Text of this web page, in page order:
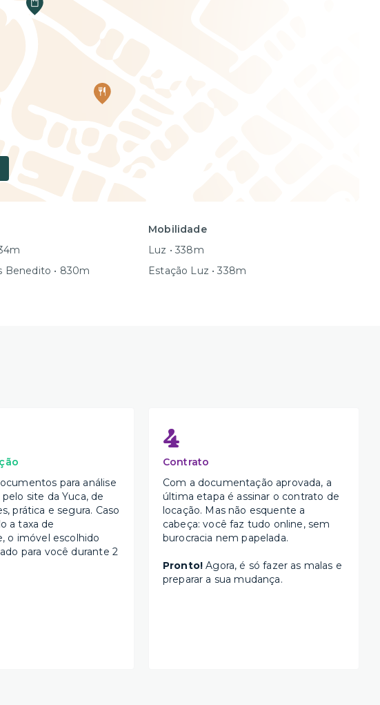
Benedito • 830m
Mobilidade
Luz • 338m
Estação Luz • 338m
para análise
site da Yuca, de
prática e segura. Caso
a taxa de
o imóvel escolhido
para você durante 2
4
Contrato
Com a documentação aprovada, a
última etapa é assinar o contrato de
locação. Mas não esquente a
cabeça: você faz tudo online, sem
burocracia nem papelada.
Pronto! Agora, é só fazer as malas e
preparar a sua mudança.